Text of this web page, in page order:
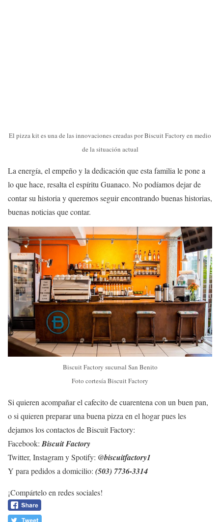
El pizza kit es una de las innovaciones creadas por Biscuit Factory en medio
de la situación actual
La energía, el empeño y la dedicación que esta familia le pone a
lo que hace, resalta el espíritu Guanaco. No podíamos dejar de
contar su historia y queremos seguir encontrando buenas historias,
buenas noticias que contar.
Biscuit Factory sucursal San Benito
Foto cortesía Biscuit Factory
Si quieren acompañar el cafecito de cuarentena con un buen pan,
o si quieren preparar una buena pizza en el hogar pues les
dejamos los contactos de Biscuit Factory:
Facebook:Biscuit Factory
Twitter, Instagram y Spotify: @biscuitfactory1
Y para pedidos a domicilio: (503) 7736-3314
¡Compártelo en redes sociales!